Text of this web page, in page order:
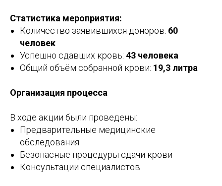
Статистика мероприятия:
Количество заявившихся доноров: 60
человек
Успешно сдавших кровь: 43 человека
Общий объём собранной крови: 19,3 литра
Организация процесса
В ходе акции были проведены:
Предварительные медицинские
обследования
Безопасные процедуры сдачи крови
Консультации специалистов